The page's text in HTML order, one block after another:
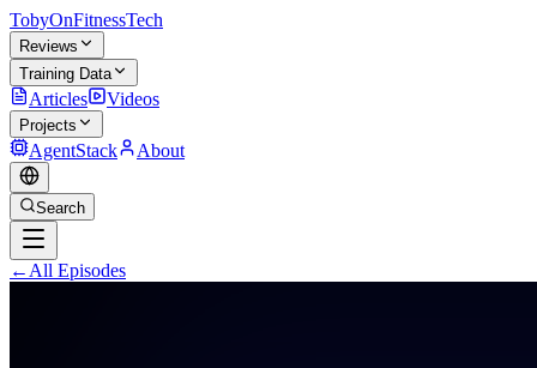
TobyOnFitnessTech
Reviews
Training Data
Articles Videos
Projects
AgentStack About
Search
← All Episodes